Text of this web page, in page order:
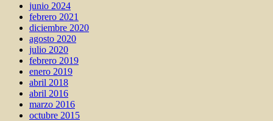
junio 2024
febrero 2021
diciembre 2020
agosto 2020
julio 2020
febrero 2019
enero 2019
abril 2018
abril 2016
marzo 2016
octubre 2015